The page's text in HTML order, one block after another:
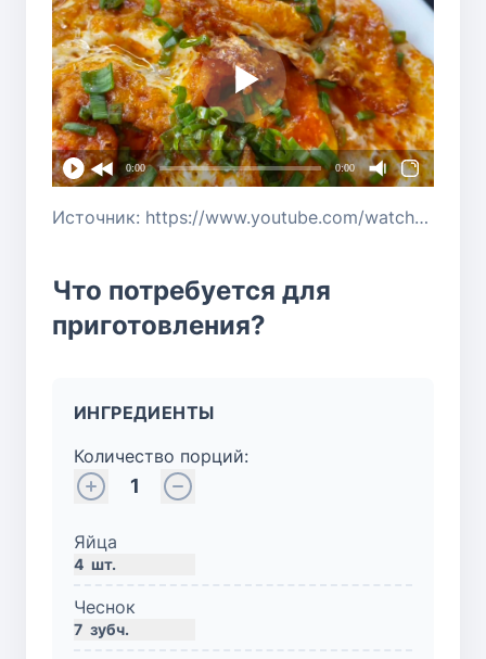
0:00 0:00
Источник: https://www.youtube.com/watch?v=cVJTyjeY2Gk
Что потребуется для
приготовления?
ИНГРЕДИЕНТЫ
Количество порций:
1
Яйца
4 шт.
Чеснок
7 зубч.